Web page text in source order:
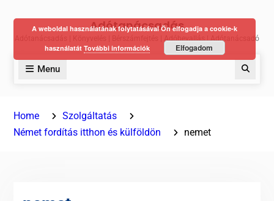
Adótanácsadás
Adótanácsadás | Könyvelés | Bérszámfejtés | Adóbevallás | Adótanácsadó
Menu
Home
Szolgáltatás
Német fordítás itthon és külföldön
nemet
A weboldal használatának folytatásával Ön elfogadja a cookie-k
használatát További információk Elfogadom